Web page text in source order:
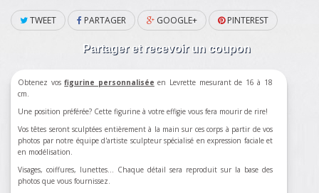
TWEET PARTAGER GOOGLE+ PINTEREST
Partager et recevoir un coupon
Obtenez vosfigurine personnalisée en Levrette mesurant de 16 à 18
cm.
Une position préférée? Cette figurine à votre effigie vous fera mourir de rire!
Vos têtes seront sculptées entièrement à la main sur ces corps à partir de vos
photos par notre équipe d'artiste sculpteur spécialisé en expression faciale et
en modélisation.
Visages, coiffures, lunettes... Chaque détail sera reproduit sur la base des
photos que vous fournissez.